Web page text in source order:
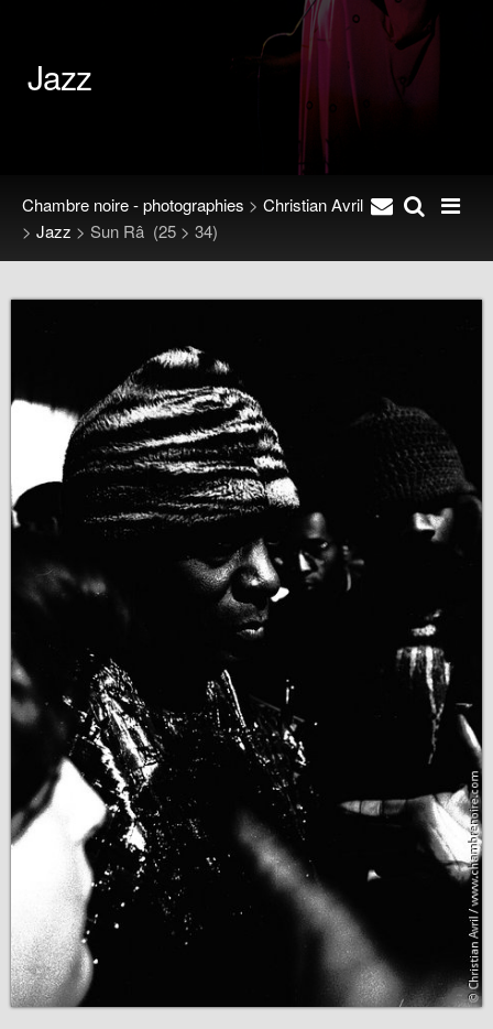
Jazz
Chambre noire - photographies > Christian Avril
> Jazz > Sun Râ (25 > 34)